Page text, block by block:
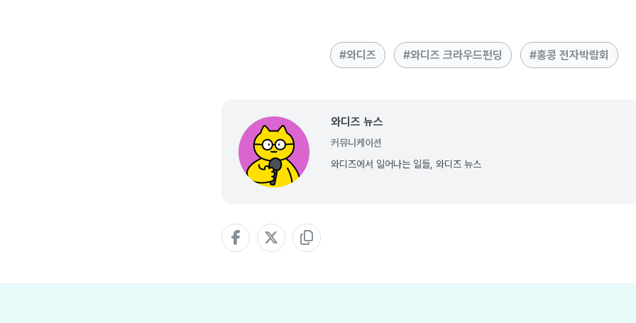
와디즈 와디즈 크라우드펀딩 홍콩 전자박람회
와디즈 뉴스
커뮤니케이션
와디즈에서 일어나는 일들, 와디즈 뉴스